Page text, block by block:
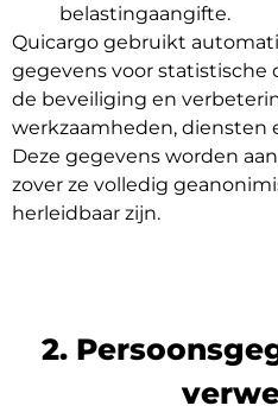
belastingaangifte.
Quicargo gebruikt
gegevens voor statistische
de beveiliging en
werkzaamheden, diensten
Deze gegevens worden
zover ze volledig
herleidbaar zijn.
2.